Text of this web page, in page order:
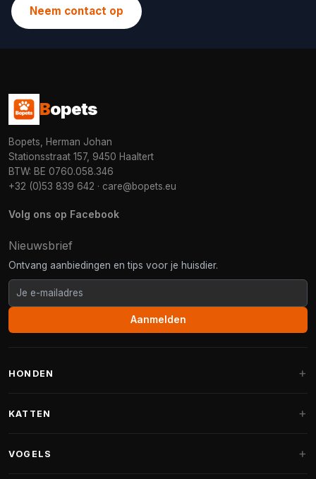
Neem contact op
Bopets
Bopets, Herman Johan
Stationsstraat 157, 9450 Haaltert
BTW: BE 0760.058.346
+32 (0)53 839 642 · care@bopets.eu
Volg ons op Facebook
Nieuwsbrief
Ontvang aanbiedingen en tips voor je huisdier.
Aanmelden
HONDEN
Fantail hondenmanden
KATTEN
VOGELS